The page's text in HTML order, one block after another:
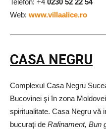
Web: www.villaalice.ro
CASA NEGRU
Complexul Casa Negru
Bucovinei şi în zona
spiritualitate. Casa Negru vă
bucuraţi de Rafinament, Bun